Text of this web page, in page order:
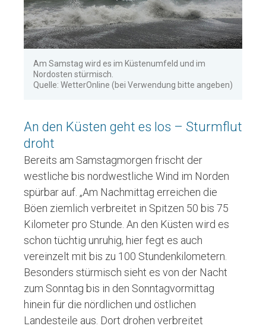
Am Samstag wird es im Küstenumfeld und im
Nordosten stürmisch.
Quelle: WetterOnline (bei Verwendung bitte angeben)
An den Küsten geht es los – Sturmflut
droht
Bereits am Samstagmorgen frischt der
westliche bis nordwestliche Wind im Norden
spürbar auf. „Am Nachmittag erreichen die
Böen ziemlich verbreitet in Spitzen 50 bis 75
Kilometer pro Stunde. An den Küsten wird es
schon tüchtig unruhig, hier fegt es auch
vereinzelt mit bis zu 100 Stundenkilometern.
Besonders stürmisch sieht es von der Nacht
zum Sonntag bis in den Sonntagvormittag
hinein für die nördlichen und östlichen
Landesteile aus. Dort drohen verbreitet